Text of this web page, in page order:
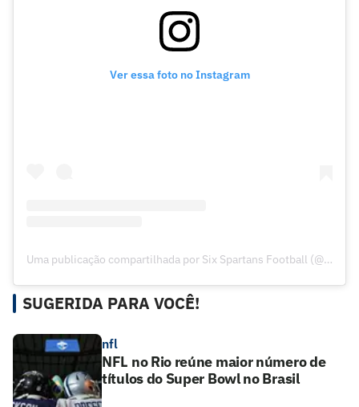
Ver essa foto no Instagram
Uma publicação compartilhada por Six Spartans Football (@sixspartansfa)
SUGERIDA PARA VOCÊ!
nfl
NFL no Rio reúne maior número de
títulos do Super Bowl no Brasil